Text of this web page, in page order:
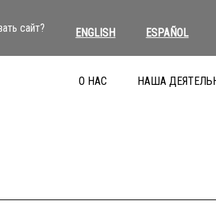
сайт? ENGLISH ESPAÑOL
О НАС НАША